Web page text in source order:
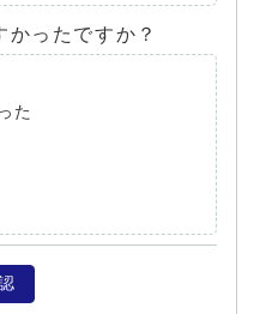
かったですか？
た